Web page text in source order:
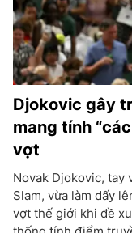
Djokovic gây
mang tính
vợt
Novak Djokovic, tay
Slam, vừa làm dấy
vợt thế giới khi đề